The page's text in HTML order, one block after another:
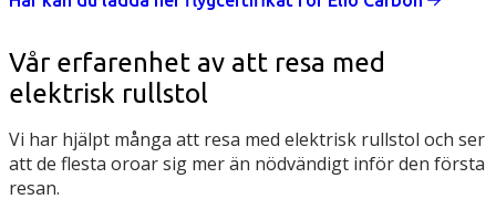
Vår erfarenhet av att resa med
elektrisk rullstol
Vi har hjälpt många att resa med elektrisk rullstol och ser
att de flesta oroar sig mer än nödvändigt inför den första
resan.